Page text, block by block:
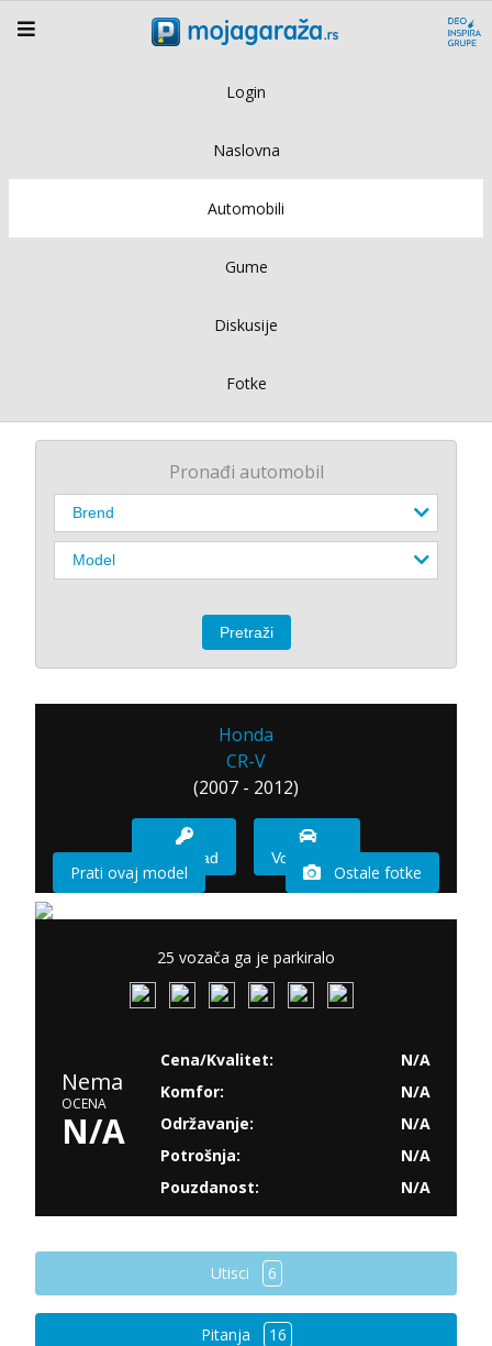
Login
Naslovna
Automobili
Gume
Diskusije
Fotke
Pronađi automobil
Honda
CR-V
(2007 - 2012)
Imam sad Vozio sam
Prati ovaj model Ostale fotke
25 vozača ga je parkiralo
Nema
OCENA
N/A
Cena/Kvalitet:
N/A
Komfor:
N/A
Održavanje:
N/A
Potrošnja:
N/A
Pouzdanost:
N/A
Utisci 6
Pitanja 16